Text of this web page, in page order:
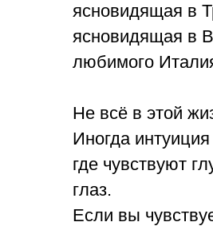
ясновидящая в
ясновидящая в
любимого
Не всё в этой
Иногда
где чувствуют
глаз.
Если вы